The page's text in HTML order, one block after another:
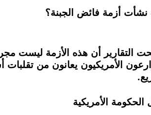
أزمة فائض الجبنة؟
التقارير أن هذه الأزمة ليست
الأمريكيون يعانون من
الحكومة الأمريكية